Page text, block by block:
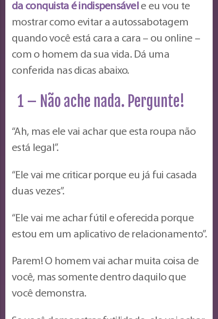
da conquista é indispensável e eu vou te
mostrar como evitar a autossabotagem
quando você está cara a cara – ou online –
com o homem da sua vida. Dá uma
conferida nas dicas abaixo.
1 – Não ache nada. Pergunte!
“Ah, mas ele vai achar que esta roupa não
está legal”.
“Ele vai me criticar porque eu já fui casada
duas vezes”.
“Ele vai me achar fútil e oferecida porque
estou em um aplicativo de relacionamento”.
Parem! O homem vai achar muita coisa de
você, mas somente dentro daquilo que
você demonstra.